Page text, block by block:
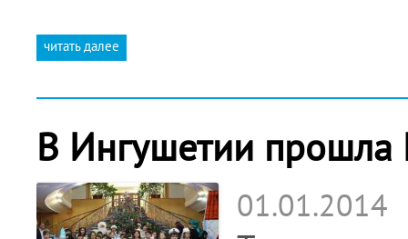
читать далее
В Ингушетии прошла
01.01.2014